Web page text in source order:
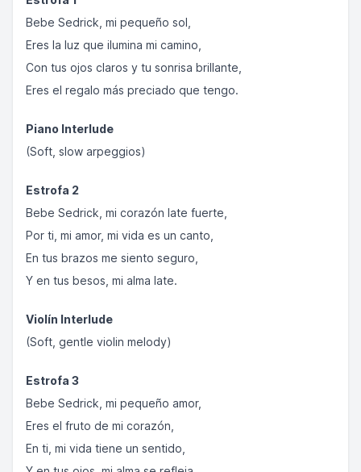
Bebe Sedrick, mi pequeño sol,
Eres la luz que ilumina mi camino,
Con tus ojos claros y tu sonrisa brillante,
Eres el regalo más preciado que tengo.
Piano Interlude
(Soft, slow arpeggios)
Estrofa 2
Bebe Sedrick, mi corazón late fuerte,
Por ti, mi amor, mi vida es un canto,
En tus brazos me siento seguro,
Y en tus besos, mi alma late.
Violín Interlude
(Soft, gentle violin melody)
Estrofa 3
Bebe Sedrick, mi pequeño amor,
Eres el fruto de mi corazón,
En ti, mi vida tiene un sentido,